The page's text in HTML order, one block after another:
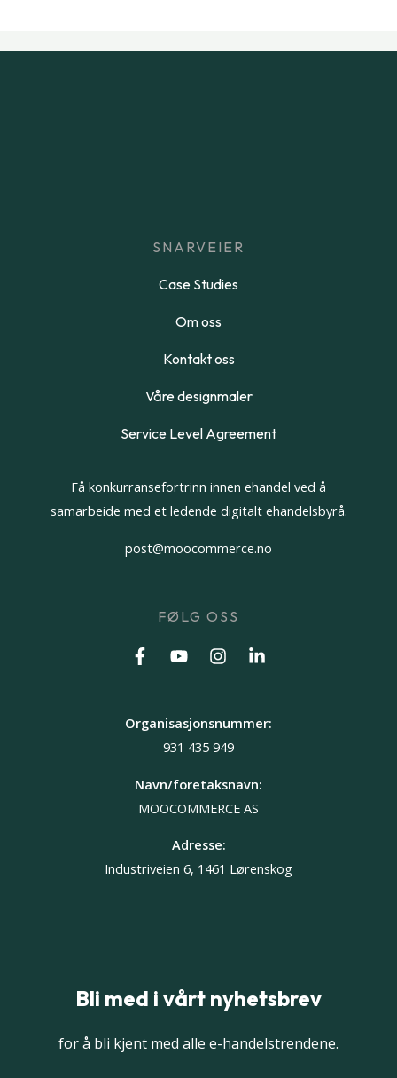
SNARVEIER
Case Studies
Om oss
Kontakt oss
Våre designmaler
Service Level Agreement
Få konkurransefortrinn innen ehandel ved å
samarbeide med et ledende digitalt ehandelsbyrå.
post@moocommerce.no
FØLG OSS
Organisasjonsnummer:
931 435 949
Navn/foretaksnavn:
MOOCOMMERCE AS
Adresse:
Industriveien 6, 1461 Lørenskog
Bli med i vårt nyhetsbrev
for å bli kjent med alle e-handelstrendene.